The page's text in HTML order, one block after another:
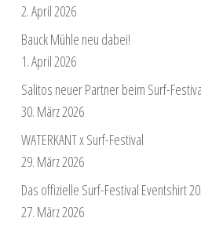
2. April 2026
Bauck Mühle neu dabei!
1. April 2026
Salitos neuer Partner beim Surf-
30. März 2026
WATERKANT x Surf-Festival
29. März 2026
Das offizielle Surf-Festival Eventshirt
27. März 2026